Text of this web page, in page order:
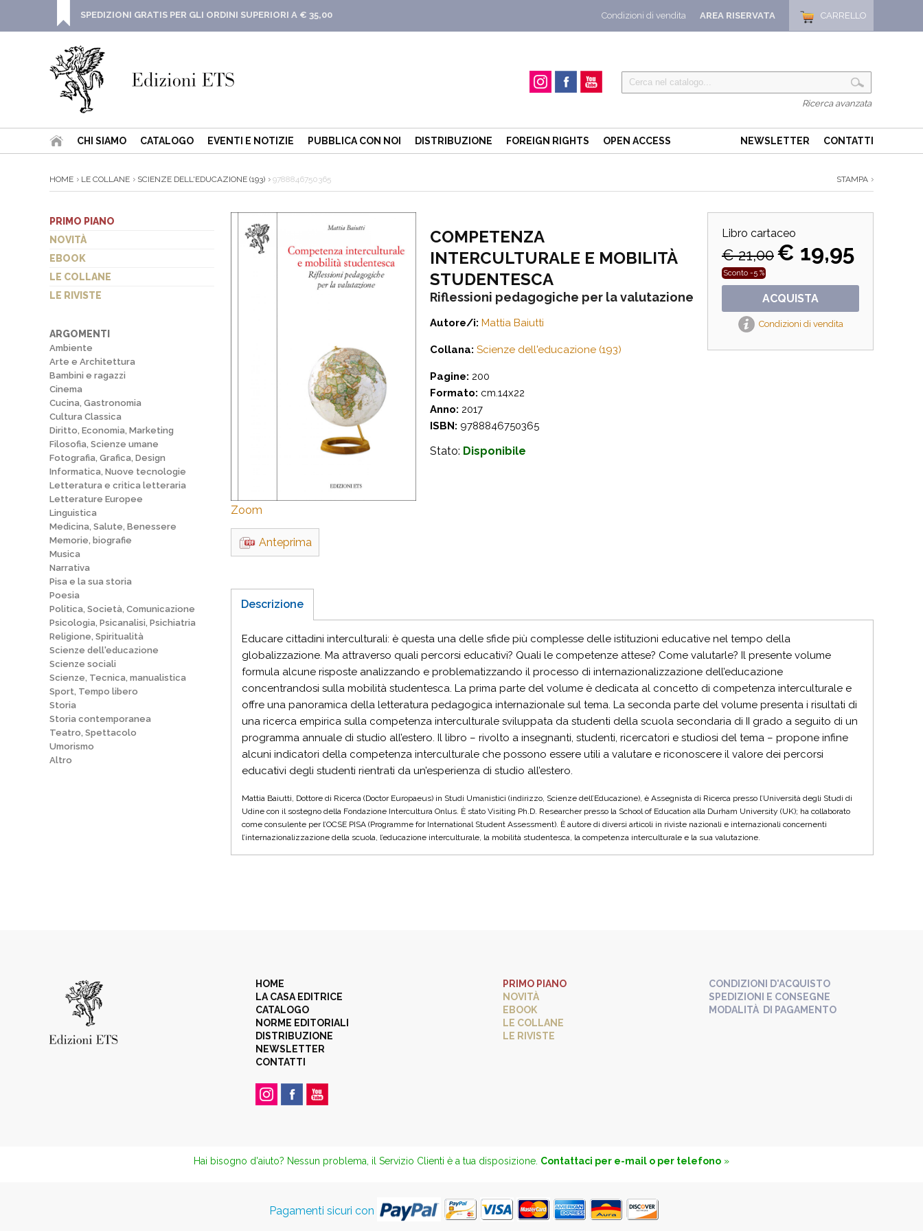
CARRELLO
AREA RISERVATA
Condizioni di vendita
SPEDIZIONI GRATIS PER GLI ORDINI SUPERIORI A € 35,00
Ricerca avanzata
CHI SIAMO CATALOGO EVENTI E NOTIZIE PUBBLICA CON NOI DISTRIBUZIONE FOREIGN RIGHTS OPEN ACCESS NEWSLETTER CONTATTI
HOME LE COLLANE SCIENZE DELL'EDUCAZIONE (193) 9788846750365 STAMPA
PRIMO PIANO
NOVITÀ
EBOOK
LE COLLANE
LE RIVISTE
ARGOMENTI
Ambiente
Arte e Architettura
Bambini e ragazzi
Cinema
Cucina, Gastronomia
Cultura Classica
Diritto, Economia, Marketing
Filosofia, Scienze umane
Fotografia, Grafica, Design
Informatica, Nuove tecnologie
Letteratura e critica letteraria
Letterature Europee
Linguistica
Medicina, Salute, Benessere
Memorie, biografie
Musica
Narrativa
Pisa e la sua storia
Poesia
Politica, Società, Comunicazione
Psicologia, Psicanalisi, Psichiatria
Religione, Spiritualità
Scienze dell'educazione
Scienze sociali
Scienze, Tecnica, manualistica
Sport, Tempo libero
Storia
Storia contemporanea
Teatro, Spettacolo
Umorismo
Altro
Libro cartaceo
€ 21,00€ 19,95
Sconto -5 %
ACQUISTA
Condizioni di vendita
Zoom
COMPETENZA
INTERCULTURALE E MOBILITÀ
STUDENTESCA
Riflessioni pedagogiche per la valutazione
Autore/i: Mattia Baiutti
Collana: Scienze dell'educazione (193)
Pagine: 200
Formato: cm.14x22
Anno: 2017
ISBN: 9788846750365
Stato: Disponibile
Anteprima
Descrizione
Educare cittadini interculturali: è questa una delle sfide più complesse delle istituzioni educative nel tempo della
globalizzazione. Ma attraverso quali percorsi educativi? Quali le competenze attese? Come valutarle? Il presente volume
formula alcune risposte analizzando e problematizzando il processo di internazionalizzazione dell’educazione
concentrandosi sulla mobilità studentesca. La prima parte del volume è dedicata al concetto di competenza interculturale e
offre una panoramica della letteratura pedagogica internazionale sul tema. La seconda parte del volume presenta i risultati di
una ricerca empirica sulla competenza interculturale sviluppata da studenti della scuola secondaria di II grado a seguito di un
programma annuale di studio all’estero. Il libro – rivolto a insegnanti, studenti, ricercatori e studiosi del tema – propone infine
alcuni indicatori della competenza interculturale che possono essere utili a valutare e riconoscere il valore dei percorsi
educativi degli studenti rientrati da un’esperienza di studio all’estero.
Mattia Baiutti, Dottore di Ricerca (Doctor Europaeus) in Studi Umanistici (indirizzo, Scienze dell’Educazione), è Assegnista di Ricerca presso l’Università degli Studi di
Udine con il sostegno della Fondazione Intercultura Onlus. È stato Visiting Ph.D. Researcher presso la School of Education alla Durham University (UK); ha collaborato
come consulente per l’OCSE PISA (Programme for International Student Assessment). È autore di diversi articoli in riviste nazionali e internazionali concernenti
l’internazionalizzazione della scuola, l’educazione interculturale, la mobilità studentesca, la competenza interculturale e la sua valutazione.
HOME
LA CASA EDITRICE
CATALOGO
NORME EDITORIALI
DISTRIBUZIONE
NEWSLETTER
CONTATTI
PRIMO PIANO
NOVITÀ
EBOOK
LE COLLANE
LE RIVISTE
CONDIZIONI D'ACQUISTO
SPEDIZIONI E CONSEGNE
MODALITÀ DI PAGAMENTO
Hai bisogno d'aiuto? Nessun problema, il Servizio Clienti è a tua disposizione. Contattaci per e-mail o per telefono »
Pagamenti sicuri con